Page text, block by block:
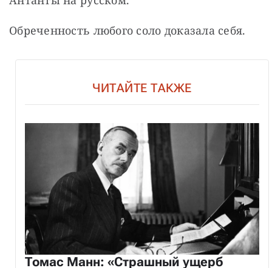
Обреченность любого соло доказала себя.
ЧИТАЙТЕ ТАКЖЕ
Томас Манн: «Страшный ущерб